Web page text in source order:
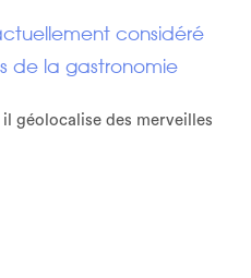
considéré
de la gastronomie
il géolocalise des merveilles